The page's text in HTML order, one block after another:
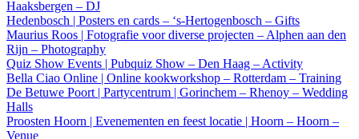
Haaksbergen – DJ
Hedenbosch | Posters en cards – ‘s-Hertogenbosch – Gifts
Maurius Roos | Fotografie voor diverse projecten – Alphen aan den
Rijn – Photography
Quiz Show Events | Pubquiz Show – Den Haag – Activity
Bella Ciao Online | Online kookworkshop – Rotterdam – Training
De Betuwe Poort | Partycentrum | Gorinchem – Rhenoy – Wedding
Halls
Proosten Hoorn | Evenementen en feest locatie | Hoorn – Hoorn –
Venue